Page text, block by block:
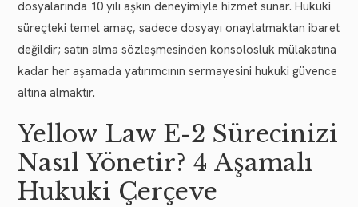
dosyalarında 10 yılı aşkın deneyimiyle hizmet sunar. Hukuki
süreçteki temel amaç, sadece dosyayı onaylatmaktan ibaret
değildir; satın alma sözleşmesinden konsolosluk mülakatına
kadar her aşamada yatırımcının sermayesini hukuki güvence
altına almaktır.
Yellow Law E-2 Sürecinizi
Nasıl Yönetir? 4 Aşamalı
Hukuki Çerçeve